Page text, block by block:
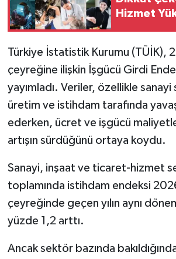
Hizmet
Türkiye İstatistik Kurumu (TÜİK),
çeyreğine ilişkin İşgücü Girdi
yayımladı. Veriler, özellikle
üretim ve istihdam tarafında
ederken, ücret ve işgücü
artışın sürdüğünü ortaya koydu.
Sanayi, inşaat ve ticaret-hizmet
toplamında istihdam endeksi 2026
çeyreğinde geçen yılın aynı
yüzde 1,2 arttı.
Ancak sektör bazında